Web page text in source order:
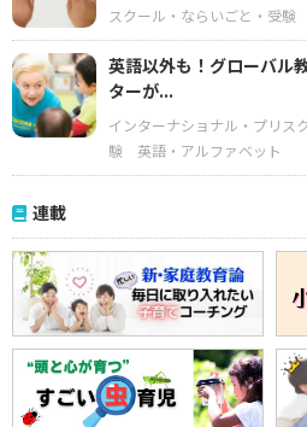
スクール・ならいごと・受験
英語以外も！グローバル
ターが...
インターナショナル・プリス
験
英語・アルファベット
連載